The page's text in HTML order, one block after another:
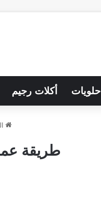
حلويات أكلات رجيم
طريقة